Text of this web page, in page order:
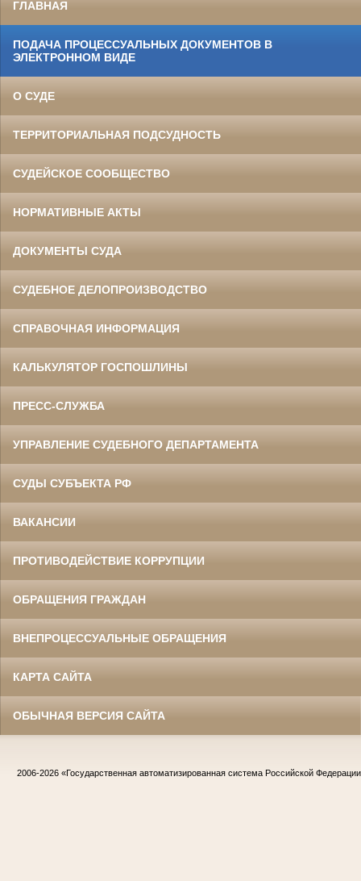
ГЛАВНАЯ
ПОДАЧА ПРОЦЕССУАЛЬНЫХ ДОКУМЕНТОВ В
ЭЛЕКТРОННОМ ВИДЕ
О СУДЕ
ТЕРРИТОРИАЛЬНАЯ ПОДСУДНОСТЬ
СУДЕЙСКОЕ СООБЩЕСТВО
НОРМАТИВНЫЕ АКТЫ
ДОКУМЕНТЫ СУДА
СУДЕБНОЕ ДЕЛОПРОИЗВОДСТВО
СПРАВОЧНАЯ ИНФОРМАЦИЯ
КАЛЬКУЛЯТОР ГОСПОШЛИНЫ
ПРЕСС-СЛУЖБА
УПРАВЛЕНИЕ СУДЕБНОГО ДЕПАРТАМЕНТА
СУДЫ СУБЪЕКТА РФ
ВАКАНСИИ
ПРОТИВОДЕЙСТВИЕ КОРРУПЦИИ
ОБРАЩЕНИЯ ГРАЖДАН
ВНЕПРОЦЕССУАЛЬНЫЕ ОБРАЩЕНИЯ
КАРТА САЙТА
ОБЫЧНАЯ ВЕРСИЯ САЙТА
2006-2026 «Государственная автоматизированная система Российской